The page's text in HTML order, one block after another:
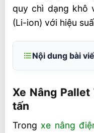
quy chì dạng khô
(Li-ion) với hiệu
Nội dung bài
Giới thiệu
mẫu EPT
Xe Nâng
tấn
Trong xe nâng